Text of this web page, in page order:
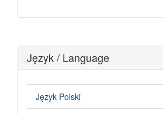
Język / Language
Język Polski